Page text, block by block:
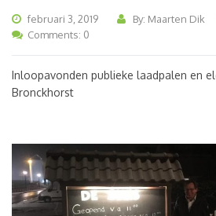
februari 3, 2019 By: Maarten Dik
Comments: 0
Inloopavonden publieke laadpalen en
Bronckhorst